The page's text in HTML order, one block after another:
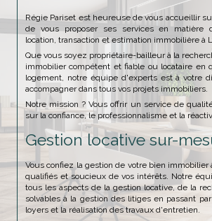
Régie Pariset est heureuse de vous accueillir
de vous proposer ses services en matière
location, transaction et estimation immobilière à
Que vous soyez propriétaire-bailleur à la
immobilier compétent et fiable ou locataire en
logement, notre équipe d'experts est à votre
accompagner dans tous vos projets immobiliers.
Notre mission ? Vous offrir un service de
sur la confiance, le professionnalisme et la
Gestion locative sur-
Vous confiez la gestion de votre bien immobilier
qualifiés et soucieux de vos intérêts. Notre
tous les aspects de la gestion locative, de la
solvables à la gestion des litiges en passant
loyers et la réalisation des travaux d'entretien.